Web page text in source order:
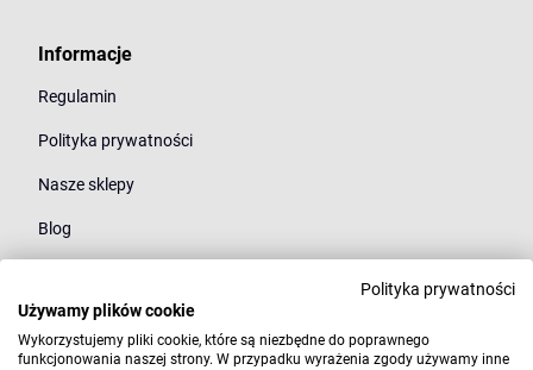
Informacje
Regulamin
Polityka prywatności
Nasze sklepy
Blog
Młodzież
Polityka prywatności
Używamy plików cookie
Wykorzystujemy pliki cookie, które są niezbędne do poprawnego
funkcjonowania naszej strony. W przypadku wyrażenia zgody używamy inne